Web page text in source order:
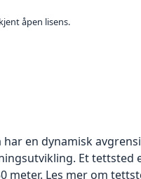
åpen lisens.
en dynamisk
Et tettsted
meter. Les mer om